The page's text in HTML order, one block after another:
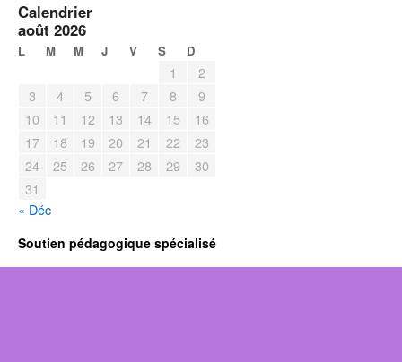
Calendrier
août 2026
L M M J V S D
1
2
3
4 5 6 7 8
9
10
11 12 13 14 15
16
17
18 19 20 21 22
23
24
25 26 27 28 29
30
31
« Déc
Soutien pédagogique spécialisé